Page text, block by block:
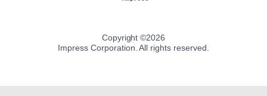
Copyright ©2026
Impress Corporation. All rights reserved.